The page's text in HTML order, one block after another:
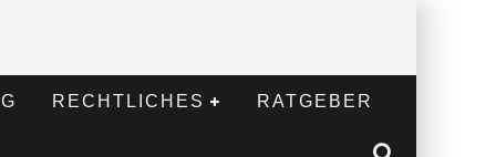
RECHTLICHES RATGEBER